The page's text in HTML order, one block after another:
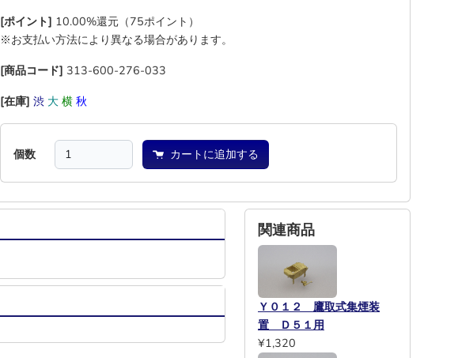
[ポイント] 10.00%還元（75ポイント）
※お支払い方法により異なる場合があります。
[商品コード] 313-600-276-033
[在庫] 渋 大 横 秋
個数 カートに追加する
関連商品
Ｙ０１２ 鷹取式集煙装
置 Ｄ５１用
¥1,320